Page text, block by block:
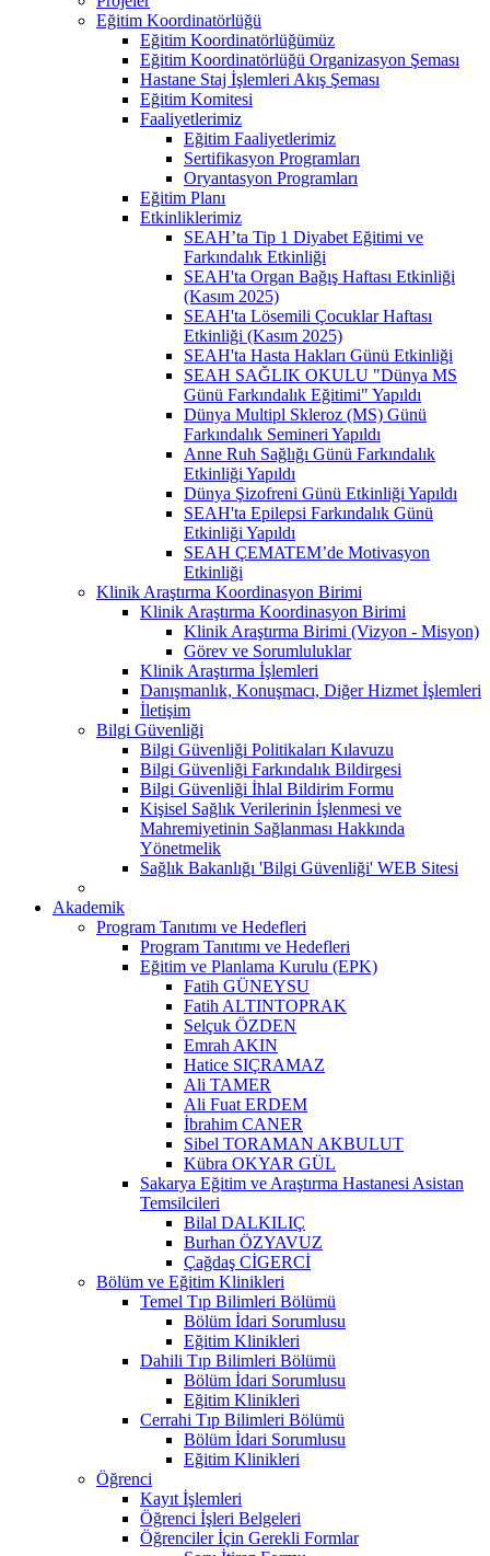
Eğitim Koordinatörlüğü
Eğitim Koordinatörlüğümüz
Eğitim Koordinatörlüğü Organizasyon Şeması
Hastane Staj İşlemleri Akış Şeması
Eğitim Komitesi
Faaliyetlerimiz
Eğitim Faaliyetlerimiz
Sertifikasyon Programları
Oryantasyon Programları
Eğitim Planı
Etkinliklerimiz
SEAH’ta Tip 1 Diyabet Eğitimi ve
Farkındalık Etkinliği
SEAH'ta Organ Bağış Haftası Etkinliği
(Kasım 2025)
SEAH'ta Lösemili Çocuklar Haftası
Etkinliği (Kasım 2025)
SEAH'ta Hasta Hakları Günü Etkinliği
SEAH SAĞLIK OKULU "Dünya MS
Günü Farkındalık Eğitimi" Yapıldı
Dünya Multipl Skleroz (MS) Günü
Farkındalık Semineri Yapıldı
Anne Ruh Sağlığı Günü Farkındalık
Etkinliği Yapıldı
Dünya Şizofreni Günü Etkinliği Yapıldı
SEAH'ta Epilepsi Farkındalık Günü
Etkinliği Yapıldı
SEAH ÇEMATEM’de Motivasyon
Etkinliği
Klinik Araştırma Koordinasyon Birimi
Klinik Araştırma Koordinasyon Birimi
Klinik Araştırma Birimi (Vizyon - Misyon)
Görev ve Sorumluluklar
Klinik Araştırma İşlemleri
Danışmanlık, Konuşmacı, Diğer Hizmet İşlemleri
İletişim
Bilgi Güvenliği
Bilgi Güvenliği Politikaları Kılavuzu
Bilgi Güvenliği Farkındalık Bildirgesi
Bilgi Güvenliği İhlal Bildirim Formu
Kişisel Sağlık Verilerinin İşlenmesi ve
Mahremiyetinin Sağlanması Hakkında
Yönetmelik
Sağlık Bakanlığı 'Bilgi Güvenliği' WEB Sitesi
Akademik
Program Tanıtımı ve Hedefleri
Program Tanıtımı ve Hedefleri
Eğitim ve Planlama Kurulu (EPK)
Fatih GÜNEYSU
Fatih ALTINTOPRAK
Selçuk ÖZDEN
Emrah AKIN
Hatice SIÇRAMAZ
Ali TAMER
Ali Fuat ERDEM
İbrahim CANER
Sibel TORAMAN AKBULUT
Kübra OKYAR GÜL
Sakarya Eğitim ve Araştırma Hastanesi Asistan
Temsilcileri
Bilal DALKILIÇ
Burhan ÖZYAVUZ
Çağdaş CİGERCİ
Bölüm ve Eğitim Klinikleri
Temel Tıp Bilimleri Bölümü
Bölüm İdari Sorumlusu
Eğitim Klinikleri
Dahili Tıp Bilimleri Bölümü
Bölüm İdari Sorumlusu
Eğitim Klinikleri
Cerrahi Tıp Bilimleri Bölümü
Bölüm İdari Sorumlusu
Eğitim Klinikleri
Öğrenci
Kayıt İşlemleri
Öğrenci İşleri Belgeleri
Öğrenciler İçin Gerekli Formlar